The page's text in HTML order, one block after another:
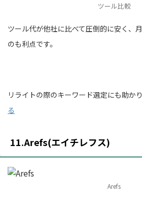
ツール比較
ツール代が他社に比べて圧倒的に安く、
のも利点です。
リライトの際のキーワード選定にも助かり
る
11.Arefs(エイチレフス)
Arefs